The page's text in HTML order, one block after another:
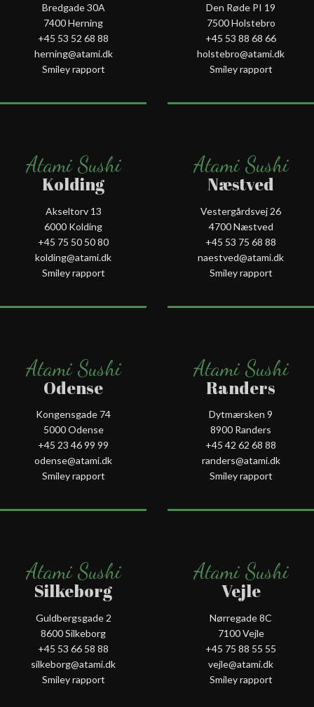
Bredgade 30A
7400 Herning
+45 53 52 68 88
herning@atami.dk
Smiley rapport
Den Røde PI 19
7500 Holstebro
+45 53 88 68 66
holstebro@atami.dk
Smiley rapport
Atami Sushi
Kolding
Akseltorv 13
6000 Kolding
+45 75 50 50 80
kolding@atami.dk
Smiley rapport
Atami Sushi
Næstved
Vestergårdsvej 26
4700 Næstved
+45 53 75 68 88
naestved@atami.dk
Smiley rapport
Atami Sushi
Odense
Kongensgade 74
5000 Odense
+45 23 46 99 99
odense@atami.dk
Smiley rapport
Atami Sushi
Randers
Dytmærsken 9
8900 Randers
+45 42 62 68 88
randers@atami.dk
Smiley rapport
Atami Sushi
Silkeborg
Guldbergsgade 2
8600 Silkeborg
+45 53 66 58 88
silkeborg@atami.dk
Smiley rapport
Atami Sushi
Vejle
Nørregade 8C
7100 Vejle
+45 75 88 55 55
vejle@atami.dk
Smiley rapport